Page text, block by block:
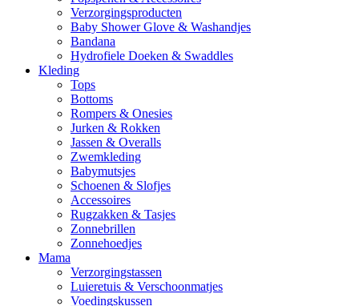
Verzorgingsproducten
Baby Shower Glove & Washandjes
Bandana
Hydrofiele Doeken & Swaddles
Kleding
Tops
Bottoms
Rompers & Onesies
Jurken & Rokken
Jassen & Overalls
Zwemkleding
Babymutsjes
Schoenen & Slofjes
Accessoires
Rugzakken & Tasjes
Zonnebrillen
Zonnehoedjes
Mama
Verzorgingstassen
Luieretuis & Verschoonmatjes
Voedingskussen